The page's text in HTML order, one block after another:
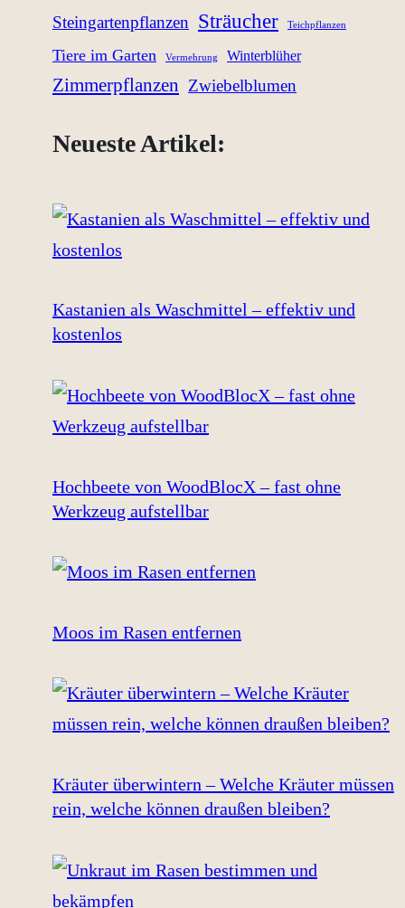
Steingartenpflanzen Sträucher Teichpflanzen
Tiere im Garten Vermehrung Winterblüher
Zimmerpflanzen Zwiebelblumen
Neueste Artikel:
Kastanien als Waschmittel – effektiv und
kostenlos
Hochbeete von WoodBlocX – fast ohne
Werkzeug aufstellbar
Moos im Rasen entfernen
Kräuter überwintern – Welche Kräuter müssen
rein, welche können draußen bleiben?